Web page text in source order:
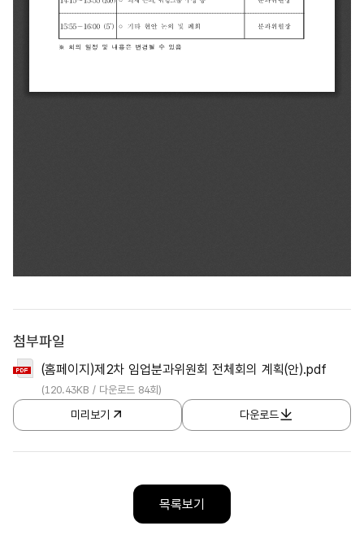
첨부파일
(홈페이지)제2차 임업분과위원회 전체회의 계획(안).pdf
(120.43KB / 다운로드 84회)
미리보기 다운로드
목록보기